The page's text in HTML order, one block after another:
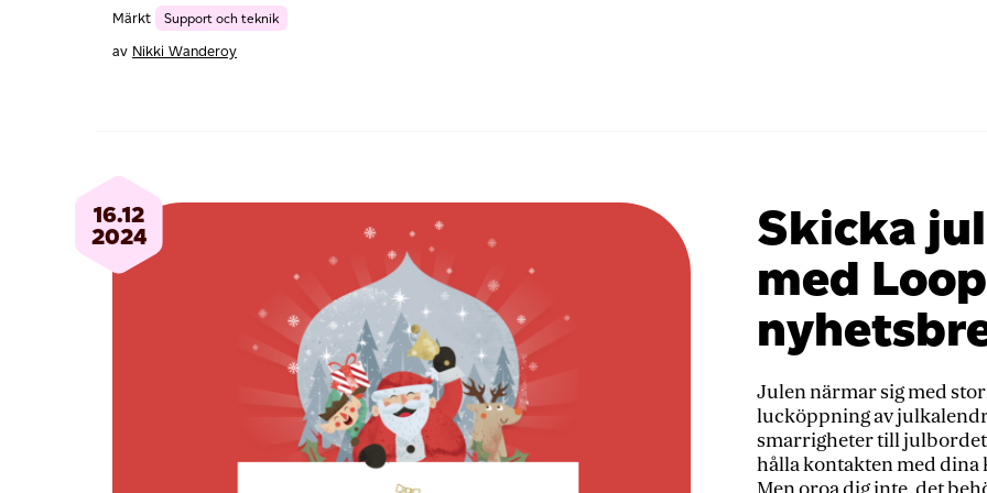
Märkt
Support och teknik
av Nikki Wanderoy
Skicka
med
Julen närmar sig med
lucköppning av
smarrigheter till
hålla kontakten med dina
16.12
2024